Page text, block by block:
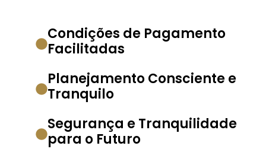
Condições de Pagamento
Facilitadas
Planejamento Consciente e
Tranquilo
Segurança e Tranquilidade
para o Futuro